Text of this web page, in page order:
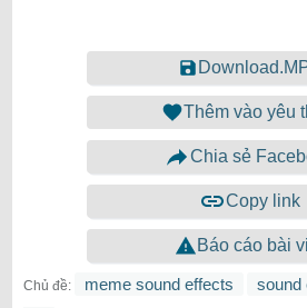
Thêm vào yêu
Chia sẻ
Copy link
Báo cáo bài
Chủ đề: meme sound effects sound